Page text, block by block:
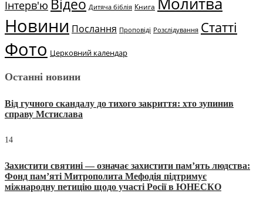
Інтерв'ю Відео Дитяча біблія Книга
Новини Послання Проповіді Розслідування Статті
Фото Церковний календар
Останні новини
Від гучного скандалу до тихого закриття: хто зупинив
справу Мстислава
14
Захистити святині — означає захистити пам’ять людства:
Фонд пам’яті Митрополита Мефодія підтримує
міжнародну петицію щодо участі Росії в ЮНЕСКО